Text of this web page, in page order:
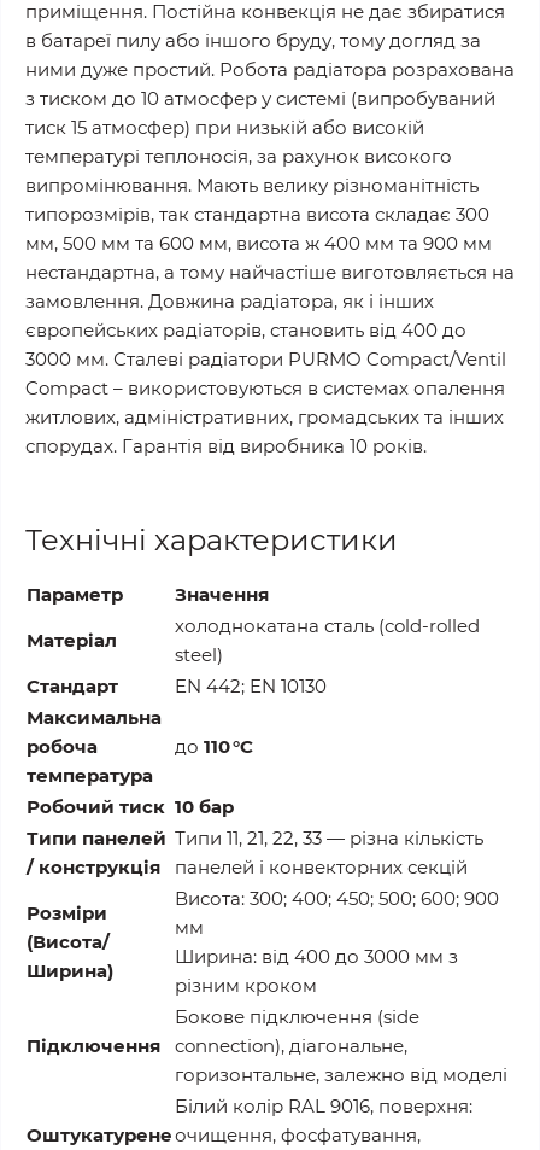
приміщення. Постійна конвекція не дає збиратися
в батареї пилу або іншого бруду, тому догляд за
ними дуже простий. Робота радіатора розрахована
з тиском до 10 атмосфер у системі (випробуваний
тиск 15 атмосфер) при низькій або високій
температурі теплоносія, за рахунок високого
випромінювання. Мають велику різноманітність
типорозмірів, так стандартна висота складає 300
мм, 500 мм та 600 мм, висота ж 400 мм та 900 мм
нестандартна, а тому найчастіше виготовляється на
замовлення. Довжина радіатора, як і інших
європейських радіаторів, становить від 400 до
3000 мм. Сталеві радіатори PURMO Compact/Ventil
Compact – використовуються в системах опалення
житлових, адміністративних, громадських та інших
спорудах. Гарантія від виробника 10 років.
Технічні характеристики
Параметр
Значення
Матеріал
холоднокатана сталь (cold‑rolled
steel)
Стандарт
EN 442; EN 10130
Максимальна
робоча
температура
до 110 °C
Робочий тиск 10 бар
Типи панелей
/ конструкція
Типи 11, 21, 22, 33 — різна кількість
панелей і конвекторних секцій
Розміри
(Висота/
Ширина)
Висота: 300; 400; 450; 500; 600; 900
мм
Ширина: від 400 до 3000 мм з
різним кроком
Підключення
Бокове підключення (side
connection), діагональне,
горизонтальне, залежно від моделі
Оштукатурене
Білий колір RAL 9016, поверхня:
очищення, фосфатування,